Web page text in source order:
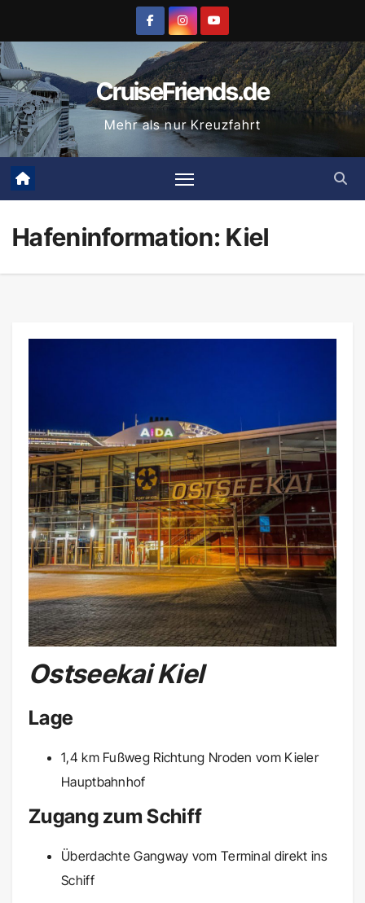
springen
CruiseFriends.de
Mehr als nur Kreuzfahrt
Hafeninformation: Kiel
Ostseekai Kiel
Lage
1,4 km Fußweg Richtung Nroden vom Kieler
Hauptbahnhof
Zugang zum Schiff
Überdachte Gangway vom Terminal direkt ins
Schiff